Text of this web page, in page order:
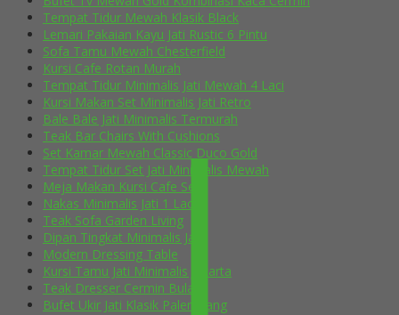
Tempat Tidur Mewah Klasik Black
Lemari Pakaian Kayu Jati Rustic 6 Pintu
Sofa Tamu Mewah Chesterfield
Kursi Cafe Rotan Murah
Tempat Tidur Minimalis Jati Mewah 4 Laci
Kursi Makan Set Minimalis Jati Retro
Bale Bale Jati Minimalis Termurah
Teak Bar Chairs With Cushions
Set Kamar Mewah Classic Duco Gold
Tempat Tidur Set Jati Minimalis Mewah
Meja Makan Kursi Cafe Selly
Nakas Minimalis Jati 1 Laci
Teak Sofa Garden Living
Dipan Tingkat Minimalis Jati
Modern Dressing Table
Kursi Tamu Jati Minimalis Jakarta
Teak Dresser Cermin Bulat
Bufet Ukir Jati Klasik Palembang